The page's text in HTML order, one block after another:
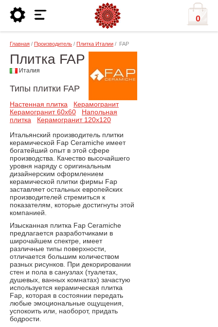
0
Главная / Производитель / Плитка Италии / FAP
Плитка FAP
Италия
Типы плитки FAP
Настенная плитка
Керамогранит
Керамогранит 60x60
Напольная
плитка
Керамогранит 120x120
Итальянский производитель плитки
керамической Fap Ceramiche имеет
богатейший опыт в этой сфере
производства. Качество высочайшего
уровня наряду с оригинальным
дизайнерским оформлением
керамической плитки фирмы Fap
заставляет остальных европейских
производителей стремиться к
показателям, которые достигнуты этой
компанией.
Изысканная плитка Fap Ceramiche
предлагается разработчиками в
широчайшем спектре, имеет
различные типы поверхности,
отличается большим количеством
разных рисунков. При декорировании
стен и пола в санузлах (туалетах,
душевых, ванных комнатах) зачастую
используется керамическая плитка
Fap, которая в состоянии передать
любые эмоциональные ощущения,
успокоить или, наоборот, придать
бодрости.